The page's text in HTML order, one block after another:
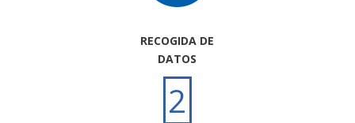
RECOGIDA DE
DATOS
2